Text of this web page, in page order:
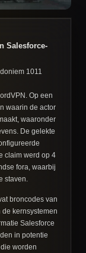
Salesforce-
1011
Op een
waarin de actor
waaronder
De gelekte
claim werd op 4
fora, waarbij
staven.
broncodes van
kernsystemen
Salesforce
in potentie
worden